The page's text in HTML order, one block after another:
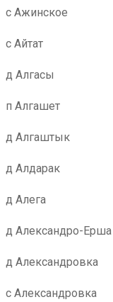
с Ажинское
с Айтат
д Алгасы
п Алгашет
д Алгаштык
д Алдарак
д Алега
д Александро-Ерша
д Александровка
с Александровка